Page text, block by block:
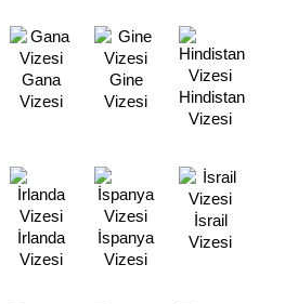
Gana
Vizesi
Gine
Vizesi
Hindistan
Vizesi
İrlanda
Vizesi
İspanya
Vizesi
İsrail
Vizesi